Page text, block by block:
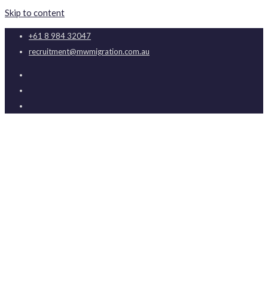
Skip to content
+61 8 984 32047
recruitment@mwmigration.com.au